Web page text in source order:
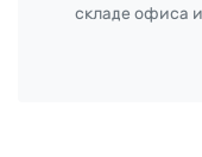
складе офиса